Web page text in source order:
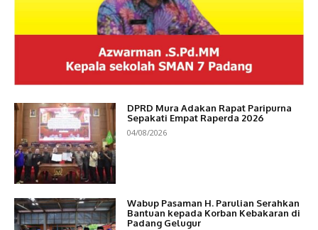
DPRD Mura Adakan Rapat Paripurna
Sepakati Empat Raperda 2026
04/08/2026
Wabup Pasaman H. Parulian Serahkan
Bantuan kepada Korban Kebakaran di
Padang Gelugur